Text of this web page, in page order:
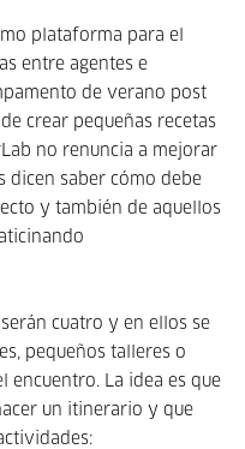
plataforma para el
entre agentes e
de verano post
crear pequeñas recetas
no renuncia a mejorar
dicen saber cómo debe
y también de aquellos
cuatro y en ellos se
pequeños talleres o
encuentro. La idea es que
un itinerario y que